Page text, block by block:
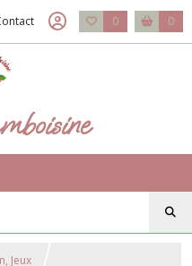
0 0
Jeux